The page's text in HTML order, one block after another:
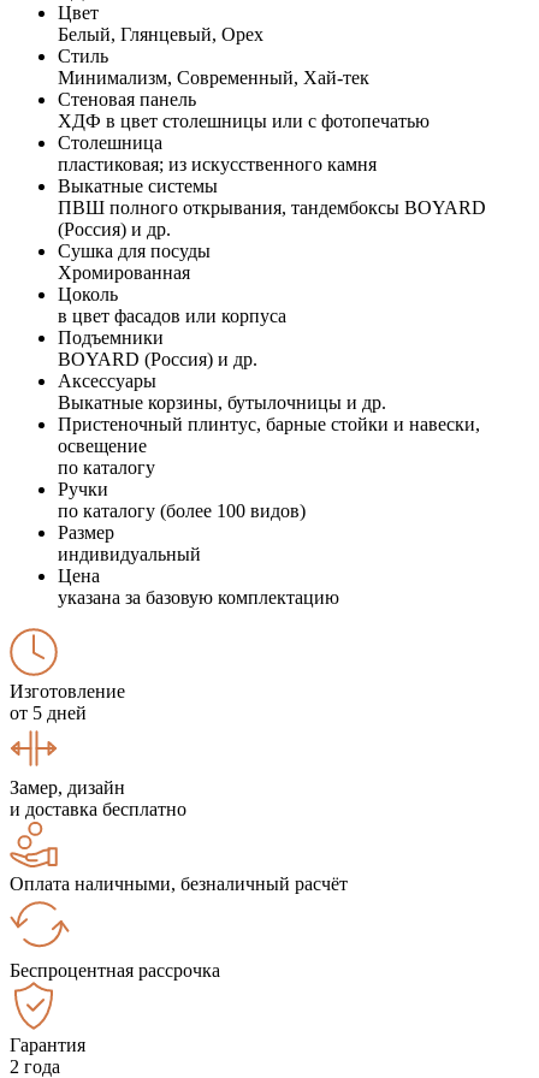
Цвет
Белый, Глянцевый, Орех
Стиль
Минимализм, Современный, Хай-тек
Стеновая панель
ХДФ в цвет столешницы или с фотопечатью
Столешница
пластиковая; из искусственного камня
Выкатные системы
ПВШ полного открывания, тандембоксы BOYARD
(Россия) и др.
Сушка для посуды
Хромированная
Цоколь
в цвет фасадов или корпуса
Подъемники
BOYARD (Россия) и др.
Аксессуары
Выкатные корзины, бутылочницы и др.
Пристеночный плинтус, барные стойки и навески,
освещение
по каталогу
Ручки
по каталогу (более 100 видов)
Размер
индивидуальный
Цена
указана за базовую комплектацию
Изготовление
от 5 дней
Замер, дизайн
и доставка бесплатно
Оплата наличными, безналичный расчёт
Беспроцентная рассрочка
Гарантия
2 года